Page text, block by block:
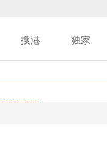
搜港 独家